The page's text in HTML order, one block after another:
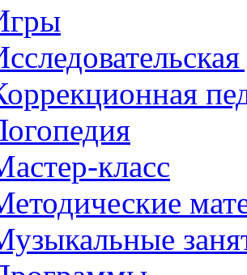
класс